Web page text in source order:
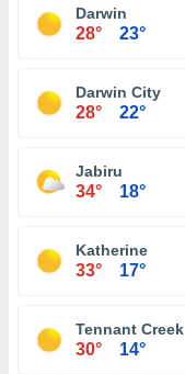
Darwin
28° 23°
Darwin City
28° 22°
Jabiru
34° 18°
Katherine
33° 17°
Tennant Creek
30° 14°